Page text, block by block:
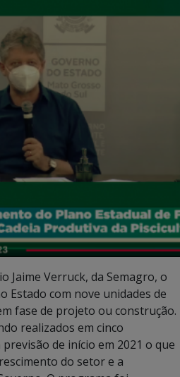
Jaime Verruck, da Semagro, o
Estado com nove unidades de
fase de projeto ou construção.
realizados em cinco
de início em 2021 o que
do setor e a